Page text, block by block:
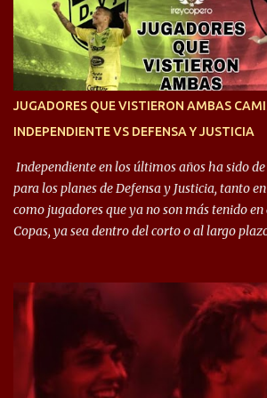
quise dar lo mejor. Si me toca marcharme,
hincha”. 🎙️“El equipo hizo un gran trabajo,
resultado. Es nuestro segundo partido, en la
enfocamos en la preparación física. El grupo
JUGADORES QUE VISTIERON AMBAS
INDEPENDIENTE VS DEFENSA Y JUSTICIA
Independiente en los últimos años ha sido
para los planes de Defensa y Justicia, tanto
como jugadores que ya no son más tenido en
Copas, ya sea dentro del corto o al largo
Halcón de Varela, como lo es Brian Romero,
préstamo allí durante el último mercado de
gran manera, convirtiendo goles
copa sudamericana. Pero no sucedió lo
rendimiento que ha producido en el Rojo.